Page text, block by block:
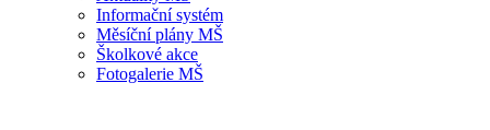
Informační systém
Měsíční plány MŠ
Školkové akce
Fotogalerie MŠ